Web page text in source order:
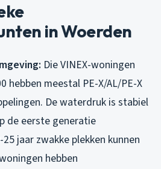
in Woerden
Die VINEX-woningen
hebben meestal PE-X/AL/PE-X
De waterdruk is stabiel
de eerste generatie
jaar zwakke plekken kunnen
hebben